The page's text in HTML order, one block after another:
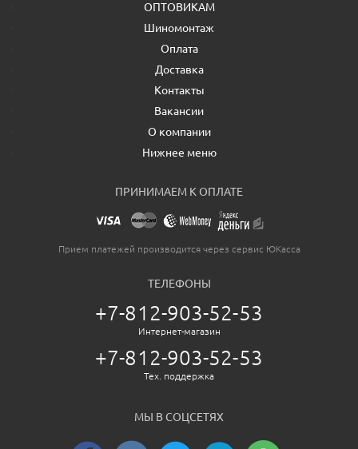
ОПТОВИКАМ
Шиномонтаж
Оплата
Доставка
Контакты
Вакансии
О компании
Нижнее меню
ПРИНИМАЕМ К ОПЛАТЕ
Прием платежей производится через сервис ЮКасса
ТЕЛЕФОНЫ
+7-812-903-52-53
Интернет-магазин
+7-812-903-52-53
Тех. поддержка
МЫ В СОЦСЕТЯХ